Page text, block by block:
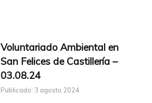
Voluntariado Ambiental en
San Felices de Castillería –
03.08.24
Publicado: 3 agosto 2024